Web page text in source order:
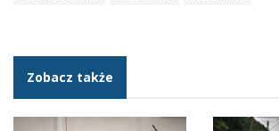
Zobacz także